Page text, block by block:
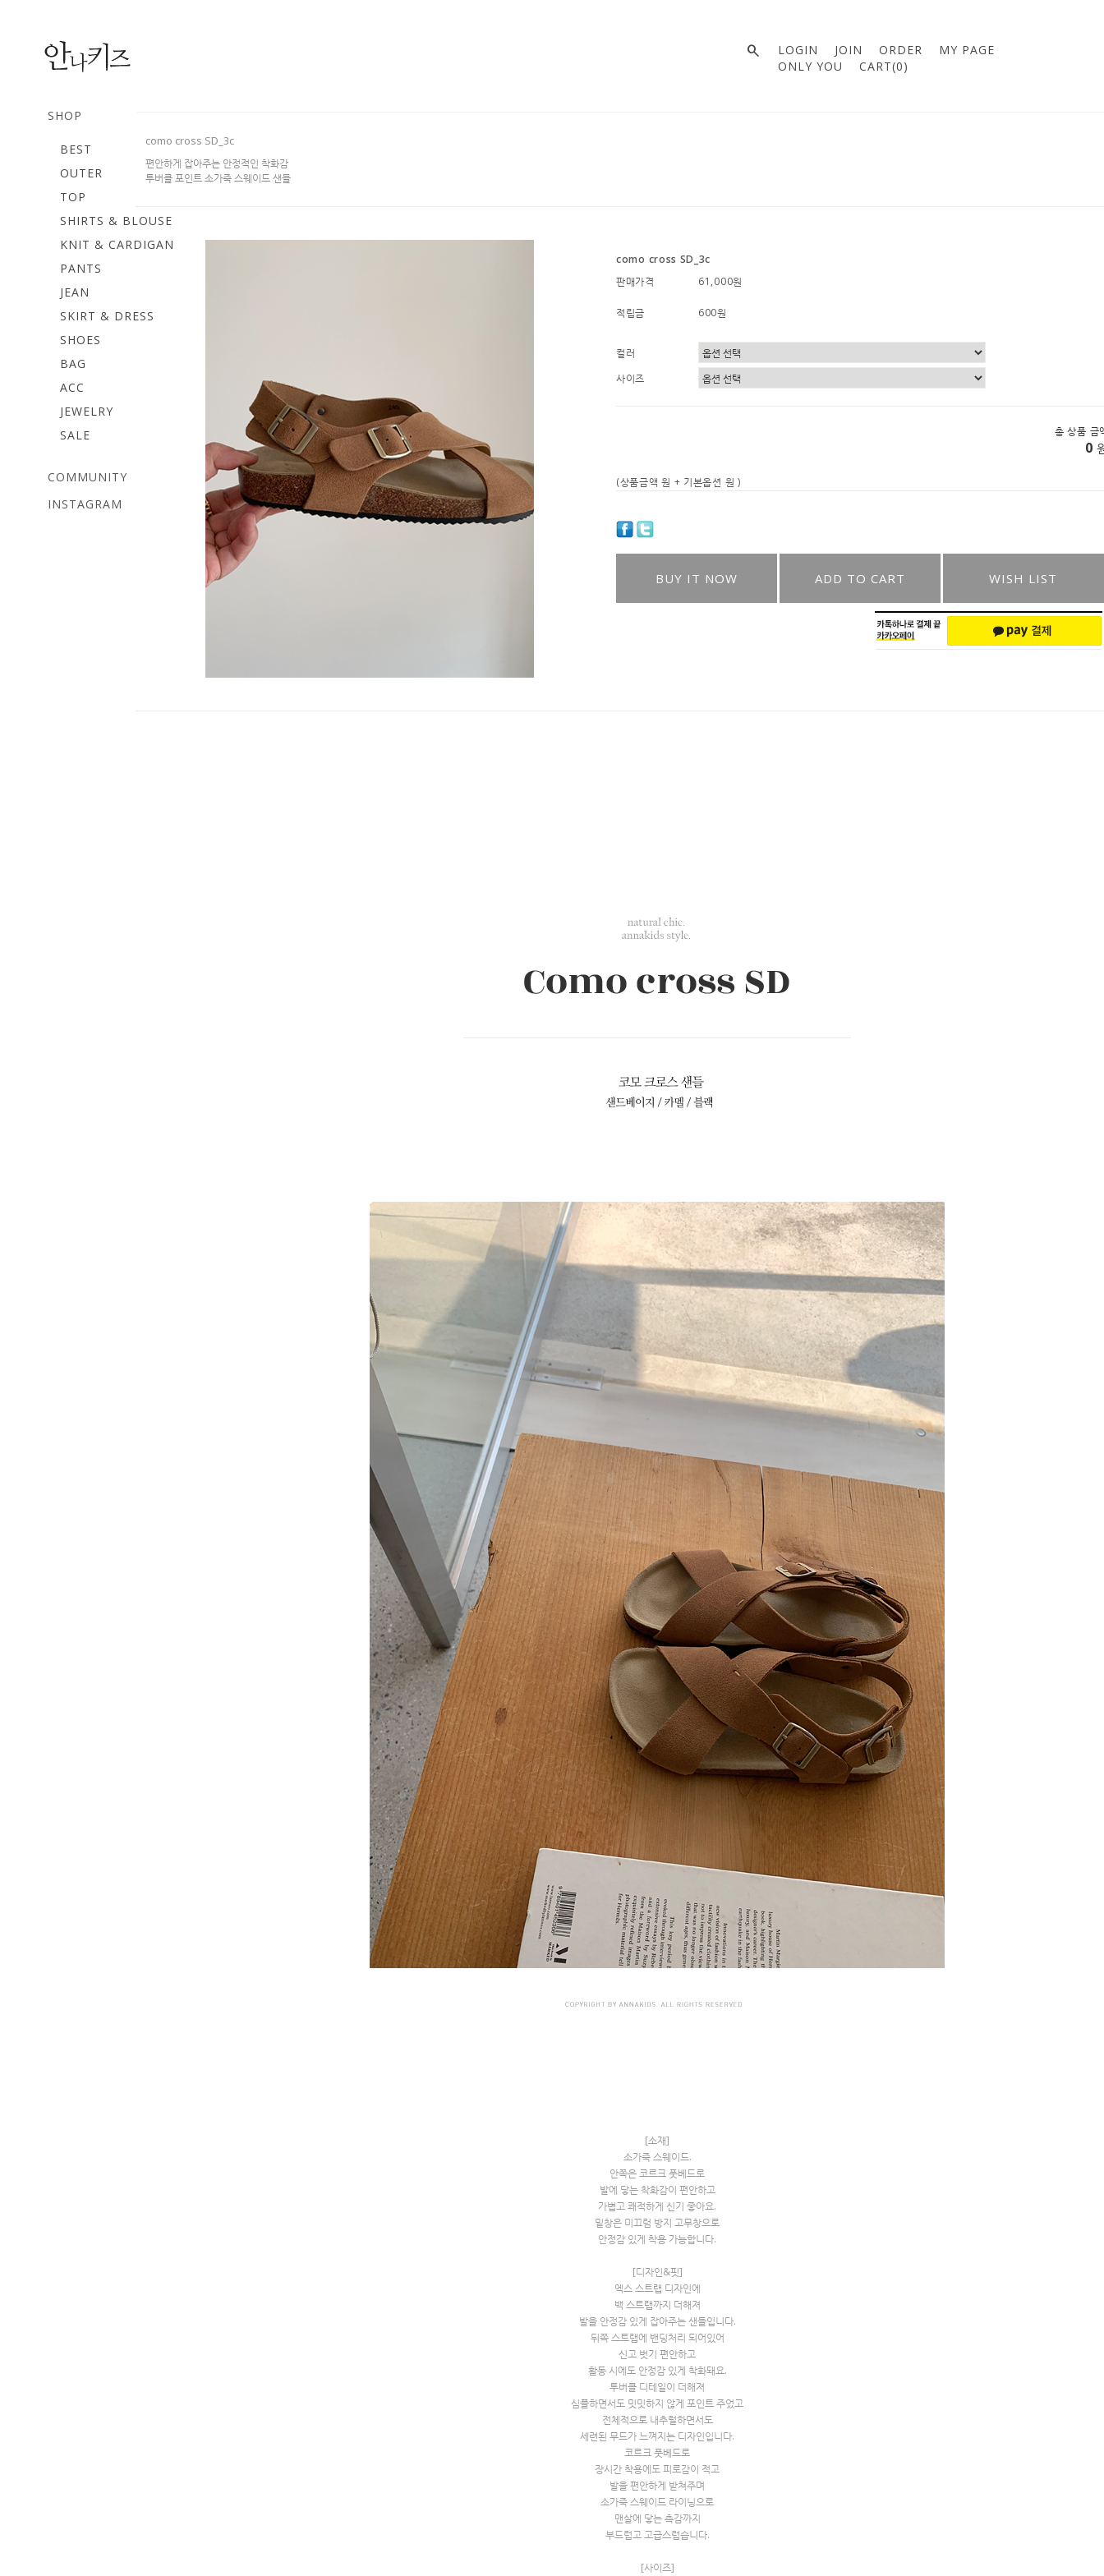
SHOP
BEST
OUTER
TOP
SHIRTS & BLOUSE
KNIT & CARDIGAN
PANTS
JEAN
SKIRT & DRESS
SHOES
BAG
ACC
JEWELRY
SALE
COMMUNITY
INSTAGRAM
 LOGIN JOIN ORDER
MY PAGE
ONLY YOU
CART(0)
como cross SD_3c
편안하게 잡아주는 안정적인 착화감
투버클 포인트 소가죽 스웨이드 샌들
como cross SD_3c
판매가격
61,000원
적립금 600원
컬러
사이즈
총 상품 금
0
(상품금액원 + 기본옵션 원 )
BUY IT NOW ADD TO CART WISH LIST
[소재]
소가죽 스웨이드.
안쪽은 코르크 풋베드로
발에 닿는 착화감이 편안하고
가볍고 쾌적하게 신기 좋아요.
밑창은 미끄럼 방지 고무창으로
안정감 있게 착용 가능합니다.
[디자인&핏]
엑스 스트랩 디자인에
백 스트랩까지 더해져
발을 안정감 있게 잡아주는 샌들입니다.
뒤쪽 스트랩에 밴딩처리 되어있어
신고 벗기 편안하고
활동 시에도 안정감 있게 착화돼요.
투버클 디테일이 더해져
심플하면서도 밋밋하지 않게 포인트 주었고
전체적으로 내추럴하면서도
세련된 무드가 느껴지는 디자인입니다.
코르크 풋베드로
장시간 착용에도 피로감이 적고
발을 편안하게 받쳐주며
소가죽 스웨이드 라이닝으로
맨살에 닿는 촉감까지
부드럽고 고급스럽습니다.
[사이즈]